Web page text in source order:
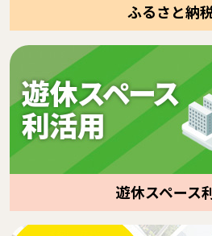
ふるさと納
遊休スペース